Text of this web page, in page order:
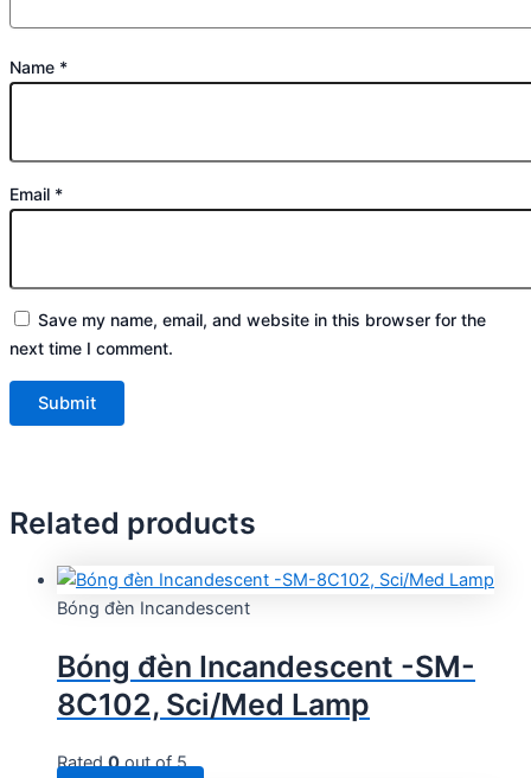
Name *
Email *
Save my name, email, and website in this browser for the
next time I comment.
Related products
Bóng đèn Incandescent
Bóng đèn Incandescent -SM-
8C102, Sci/Med Lamp
Rated0out of 5